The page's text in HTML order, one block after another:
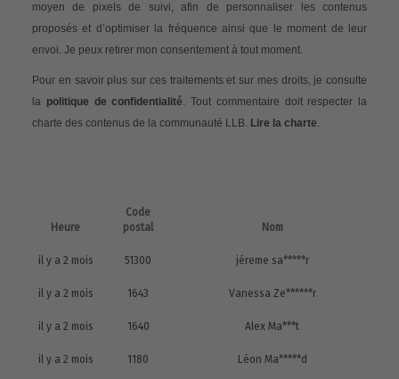
moyen de pixels de suivi, afin de personnaliser les contenus
proposés et d’optimiser la fréquence ainsi que le moment de leur
envoi. Je peux retirer mon consentement à tout moment.
Pour en savoir plus sur ces traitements et sur mes droits, je consulte
la politique de confidentialité. Tout commentaire doit respecter la
charte des contenus de la communauté LLB. Lire la charte.
Heure
Code
postal
Nom
il y a 2 mois 51300 jéreme sa*****r
il y a 2 mois 1643 Vanessa Ze******r
il y a 2 mois 1640 Alex Ma***t
il y a 2 mois 1180 Léon Ma*****d